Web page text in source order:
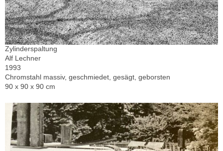
Zylinderspaltung
Alf Lechner
1993
Chromstahl massiv, geschmiedet, gesägt, geborsten
90 x 90 x 90 cm